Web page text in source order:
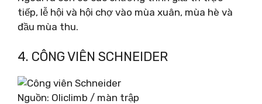
tiếp, lễ hội và hội chợ vào mùa xuân, mùa hè và
đầu mùa thu.
4. CÔNG VIÊN SCHNEIDER
Nguồn: Oliclimb / màn trập